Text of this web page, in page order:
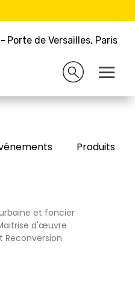
Porte de Versailles, Paris
Porte de Versailles, Paris
HAUTS-DE-
Produits/
et foncier
d'œuvre
Reconversion